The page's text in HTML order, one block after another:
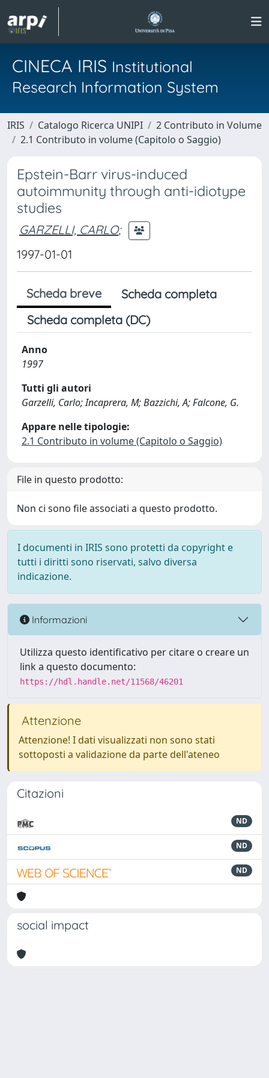
CINECA IRIS Institutional
Research Information System
IRIS Catalogo Ricerca UNIPI
2 Contributo in Volume
2.1 Contributo in volume (Capitolo o Saggio)
Epstein-Barr virus-induced
autoimmunity through anti-idiotype
studies
GARZELLI, CARLO;
1997-01-01
Scheda breve
Scheda completa
Scheda completa (DC)
Anno
1997
Tutti gli autori
Garzelli, Carlo; Incaprera, M; Bazzichi, A; Falcone, G.
Appare nelle tipologie:
2.1 Contributo in volume (Capitolo o Saggio)
File in questo prodotto:
Non ci sono file associati a questo prodotto.
I documenti in IRIS sono protetti da copyright e
tutti i diritti sono riservati, salvo diversa
indicazione.
Informazioni
Utilizza questo identificativo per citare o creare un
link a questo documento:
https://hdl.handle.net/11568/46201
Attenzione
Attenzione! I dati visualizzati non sono stati
sottoposti a validazione da parte dell'ateneo
Citazioni
ND
ND
ND
social impact